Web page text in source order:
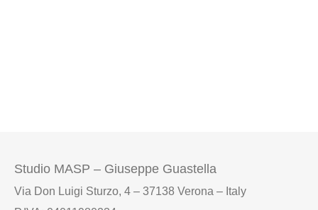
Studio MASP – Giuseppe Guastella
Via Don Luigi Sturzo, 4 – 37138 Verona – Italy